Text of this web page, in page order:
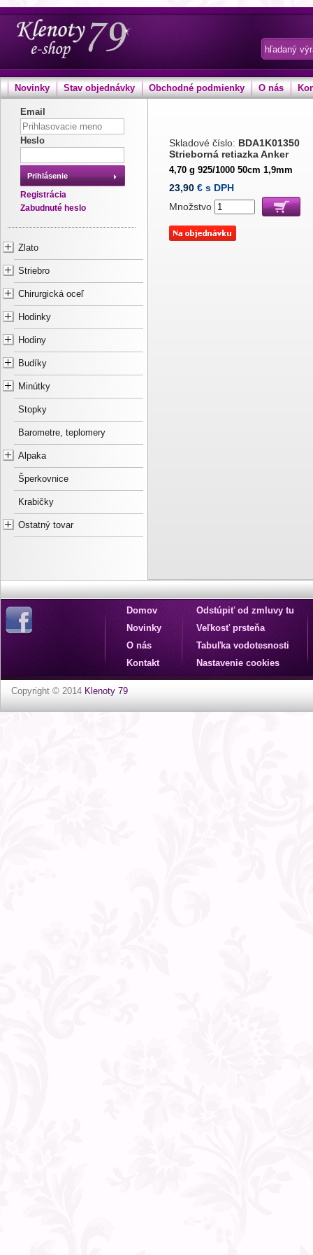
Novinky Stav objednávky Obchodné podmienky O nás
Email
Heslo
Prihlásenie
Registrácia
Zabudnuté heslo
Zlato
Striebro
Chirurgická oceľ
Hodinky
Hodiny
Budíky
Minútky
Stopky
Barometre, teplomery
Alpaka
Šperkovnice
Krabičky
Ostatný tovar
Skladové číslo: BDA1K01350
Strieborná retiazka Anker
4,70 g 925/1000 50cm 1,9mm
23,90 € s DPH
Množstvo
Domov
Novinky
O nás
Kontakt
Odstúpiť od zmluvy tu
Veľkosť prsteňa
Tabuľka vodotesnosti
Nastavenie cookies
Copyright © 2014 Klenoty 79